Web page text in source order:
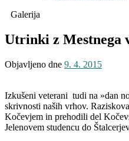
Galerija
Utrinki z Mestnega
Objavljeno dne 9. 4. 2015
Izkušeni veterani tudi na »dan
skrivnosti naših vrhov.
Kočevjem in prehodili del
Jelenovem studencu do